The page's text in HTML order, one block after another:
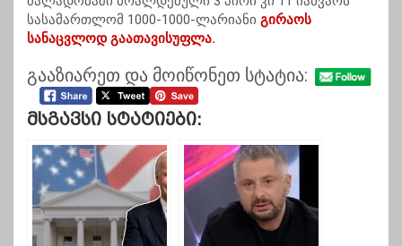
სასამართლომ 1000-1000-ლარიანი გირაოს
სანაცვლოდ გაათავისუფლა.
გააზიარეთ და მოიწონეთ სტატია:
Მსგავსი Სტატიები: